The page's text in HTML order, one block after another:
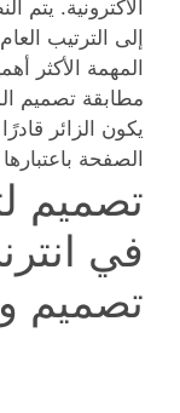
الاكترونية.
إلى الترتيب
المهمة الأكثر
مطابقة تصميم
يكون الزائر
الصفحة
تصميم
في
تصميم